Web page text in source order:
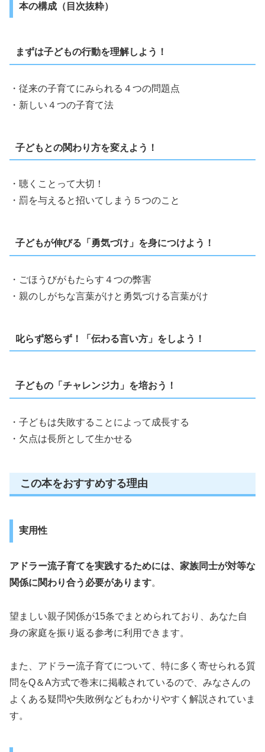
本の構成（目次抜粋）
まずは子どもの行動を理解しよう！
・従来の子育てにみられる４つの問題点
・新しい４つの子育て法
子どもとの関わり方を変えよう！
・聴くことって大切！
・罰を与えると招いてしまう５つのこと
子どもが伸びる「勇気づけ」を身につけよう！
・ごほうびがもたらす４つの弊害
・親のしがちな言葉がけと勇気づける言葉がけ
叱らず怒らず！「伝わる言い方」をしよう！
子どもの「チャレンジ力」を培おう！
・子どもは失敗することによって成長する
・欠点は長所として生かせる
この本をおすすめする理由
実用性
アドラー流子育てを実践するためには、家族同士が対等な
関係に関わり合う必要があります。
望ましい親子関係が15条でまとめられており、あなた自
身の家庭を振り返る参考に利用できます。
また、アドラー流子育てについて、特に多く寄せられる質
問をQ＆A方式で巻末に掲載されているので、みなさんの
よくある疑問や失敗例などもわかりやすく解説されていま
す。